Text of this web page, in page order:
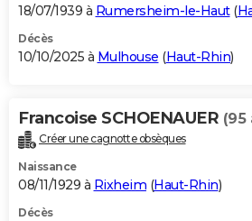
GUIDES D'ACHAT
BONS PLANS
Carte de Noël
Carte Bonne année
Carte Saint-Valentin
Carte Pâques
Carte d'anniversaire
DICTIONNAIRE
Dictionnaire
Biographies
Citations
Expressions
Proverbes
PROGRAMME TV
18/07/1939 à Rumersheim-le-Haut(
Décès
10/10/2025 à Mulhouse (Haut-Rhin)
Francoise SCHOENAUER (95
Créer une cagnotte obsèques
Naissance
08/11/1929 à Rixheim (Haut-Rhin)
Décès